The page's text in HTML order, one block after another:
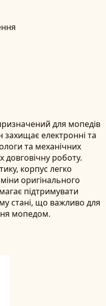
для мопедів
захищає електронні та
та механічних
роботу.
корпус легко
оригінального
підтримувати
стані, що важливо для
мопедом.